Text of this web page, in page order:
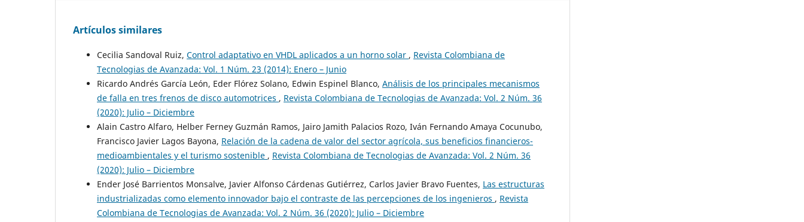
Artículos similares
Cecilia Sandoval Ruiz, Control adaptativo en VHDL aplicados a un horno solar , Revista Colombiana de
Tecnologias de Avanzada: Vol. 1 Núm. 23 (2014): Enero – Junio
Ricardo Andrés García León, Eder Flórez Solano, Edwin Espinel Blanco, Análisis de los principales mecanismos
de falla en tres frenos de disco automotrices , Revista Colombiana de Tecnologias de Avanzada: Vol. 2 Núm. 36
(2020): Julio – Diciembre
Alain Castro Alfaro, Helber Ferney Guzmán Ramos, Jairo Jamith Palacios Rozo, Iván Fernando Amaya Cocunubo,
Francisco Javier Lagos Bayona, Relación de la cadena de valor del sector agrícola, sus beneficios financieros-
medioambientales y el turismo sostenible , Revista Colombiana de Tecnologias de Avanzada: Vol. 2 Núm. 36
(2020): Julio – Diciembre
Ender José Barrientos Monsalve, Javier Alfonso Cárdenas Gutiérrez, Carlos Javier Bravo Fuentes, Las estructuras
industrializadas como elemento innovador bajo el contraste de las percepciones de los ingenieros , Revista
Colombiana de Tecnologias de Avanzada: Vol. 2 Núm. 36 (2020): Julio – Diciembre